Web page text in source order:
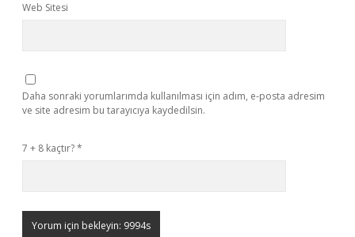
Web Sitesi
Daha sonraki yorumlarımda kullanılması için adım, e-posta adresim
ve site adresim bu tarayıcıya kaydedilsin.
7 + 8 kaçtır?*